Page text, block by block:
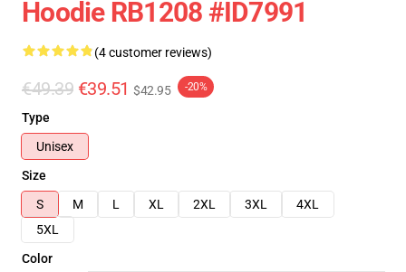
Hoodie RB1208 #ID7991
(4 customer reviews)
€49.39 €39.51 $42.95 -20%
Type
Unisex
Size
S
M L XL 2XL 3XL
4XL
5XL
Color